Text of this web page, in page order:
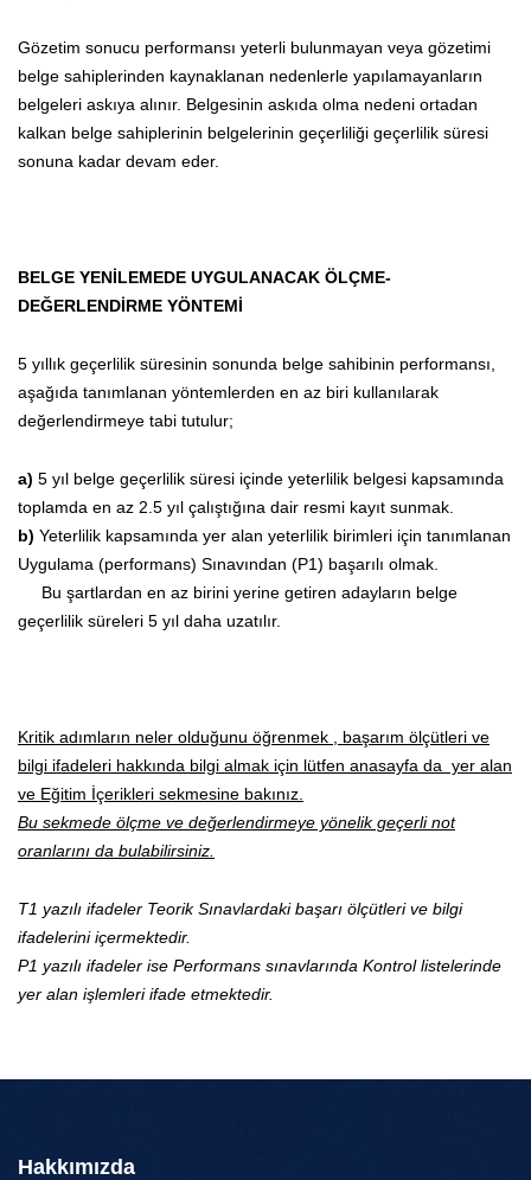
Gözetim sonucu performansı yeterli bulunmayan veya gözetimi
belge sahiplerinden kaynaklanan nedenlerle yapılamayanların
belgeleri askıya alınır. Belgesinin askıda olma nedeni ortadan
kalkan belge sahiplerinin belgelerinin geçerliliği geçerlilik süresi
sonuna kadar devam eder.
BELGE YENİLEMEDE UYGULANACAK ÖLÇME-
DEĞERLENDİRME YÖNTEMİ
5 yıllık geçerlilik süresinin sonunda belge sahibinin performansı,
aşağıda tanımlanan yöntemlerden en az biri kullanılarak
değerlendirmeye tabi tutulur;
a) 5 yıl belge geçerlilik süresi içinde yeterlilik belgesi kapsamında
toplamda en az 2.5 yıl çalıştığına dair resmi kayıt sunmak.
b) Yeterlilik kapsamında yer alan yeterlilik birimleri için tanımlanan
Uygulama (performans) Sınavından (P1) başarılı olmak.
Bu şartlardan en az birini yerine getiren adayların belge
geçerlilik süreleri 5 yıl daha uzatılır.
Kritik adımların neler olduğunu öğrenmek , başarım ölçütleri ve
bilgi ifadeleri hakkında bilgi almak için lütfen anasayfa da yer alan
ve Eğitim İçerikleri sekmesine bakınız.
Bu sekmede ölçme ve değerlendirmeye yönelik geçerli not
oranlarını da bulabilirsiniz.
T1 yazılı ifadeler Teorik Sınavlardaki başarı ölçütleri ve bilgi
ifadelerini içermektedir.
P1 yazılı ifadeler ise Performans sınavlarında Kontrol listelerinde
yer alan işlemleri ifade etmektedir.
Hakkımızda